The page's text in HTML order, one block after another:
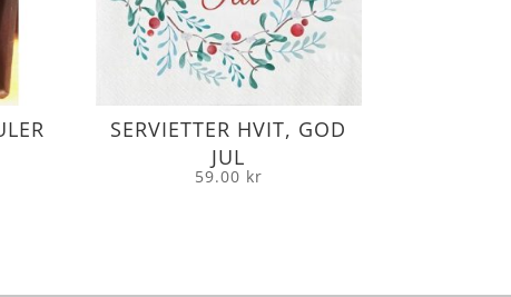
SERVIETTER HVIT, GOD
JUL
59.00 kr